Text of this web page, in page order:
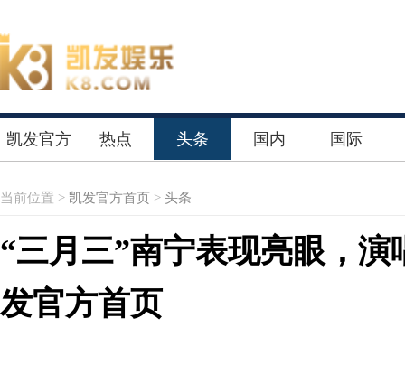
凯发官方 热点 头条 国内 国际
当前位置 > 凯发官方首页 > 头条
“三月三”南宁表现亮眼，
发官方首页